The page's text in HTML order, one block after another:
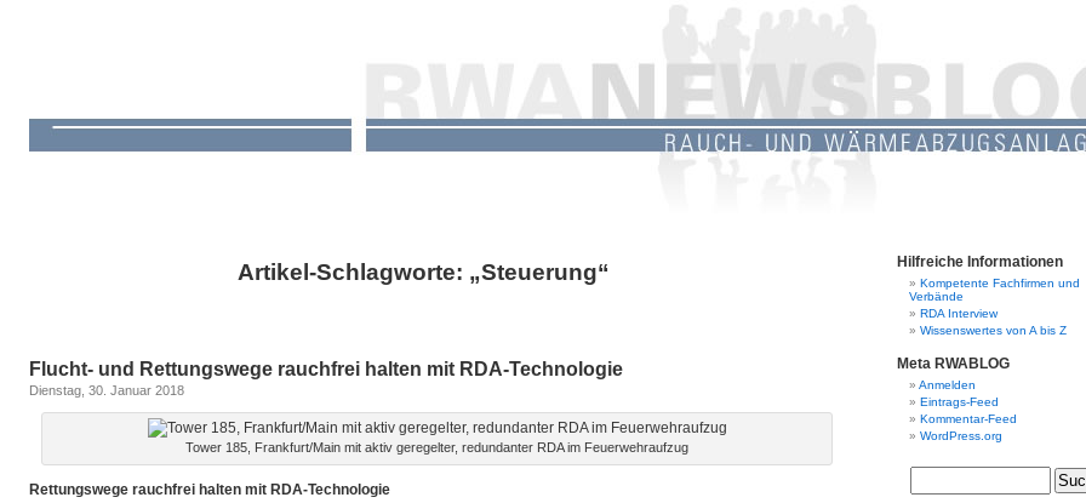
Artikel-Schlagworte: „Steuerung“
Flucht- und Rettungswege rauchfrei halten mit RDA-Technologie
Dienstag, 30. Januar 2018
Tower 185, Frankfurt/Main mit aktiv geregelter, redundanter RDA im Feuerwehraufzug
Rettungswege rauchfrei halten mit RDA-Technologie
Hilfreiche Informationen
Kompetente Fachfirmen und
Verbände
RDA Interview
Wissenswertes von A bis Z
Meta RWABLOG
Anmelden
Eintrags-Feed
Kommentar-Feed
WordPress.org